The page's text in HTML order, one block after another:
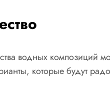
водных композиций
которые будут